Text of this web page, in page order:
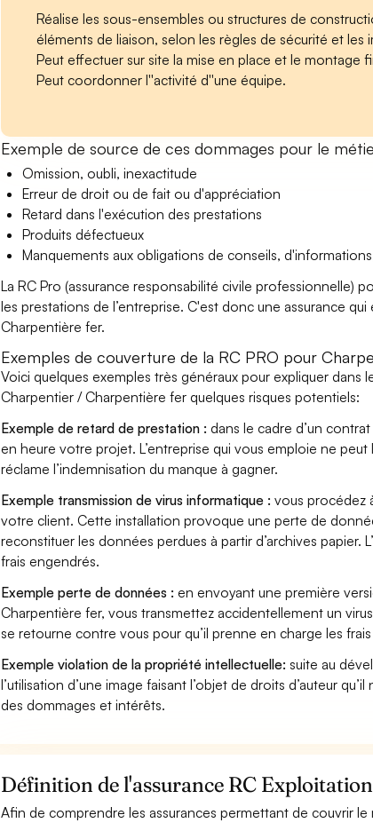
Réalise les sous-ensembles ou structures de
éléments de liaison, selon les règles de sécurité et les
Peut effectuer sur site la mise en place et le montage
Peut coordonner l''activité d''une équipe.
Exemple de source de ces dommages pour le
Omission, oubli, inexactitude
Erreur de droit ou de fait ou d'appréciation
Retard dans l'exécution des prestations
Produits défectueux
Manquements aux obligations de conseils,
La RC Pro (assurance responsabilité civile professionnelle)
les prestations de l’entreprise. C'est donc une assurance
Charpentière fer.
Exemples de couverture de la RC PRO pour
Voici quelques exemples très généraux pour expliquer dans
Charpentier / Charpentière fer quelques risques potentiels:
Exemple de retard de prestation : dans le cadre d’un
en heure votre projet. L’entreprise qui vous emploie ne
réclame l’indemnisation du manque à gagner.
Exemple transmission de virus informatique : vous procédez
votre client. Cette installation provoque une perte de
reconstituer les données perdues à partir d’archives papier.
frais engendrés.
Exemple perte de données : en envoyant une première
Charpentière fer, vous transmettez accidentellement un
se retourne contre vous pour qu’il prenne en charge les
Exemple violation de la propriété intellectuelle: suite au
l’utilisation d’une image faisant l’objet de droits d’auteur
des dommages et intérêts.
Définition de l'assurance RC
Afin de comprendre les assurances permettant de couvrir